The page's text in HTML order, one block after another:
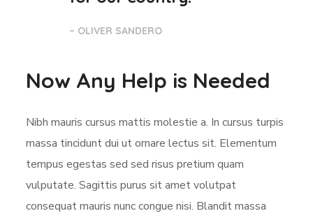
– OLIVER SANDERO
Now Any Help is Needed
Nibh mauris cursus mattis molestie a. In cursus turpis
massa tincidunt dui ut ornare lectus sit. Elementum
tempus egestas sed sed risus pretium quam
vulputate. Sagittis purus sit amet volutpat
consequat mauris nunc congue nisi. Blandit massa